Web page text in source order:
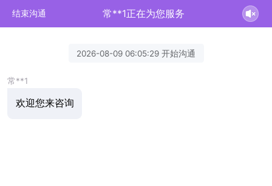
结束沟通 常**1正在为您服务
2026-08-09 06:05:29 开始沟通
常**1
欢迎您来咨询